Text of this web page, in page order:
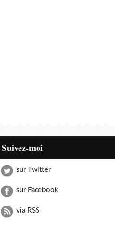
Suivez-moi
sur Twitter
sur Facebook
via RSS